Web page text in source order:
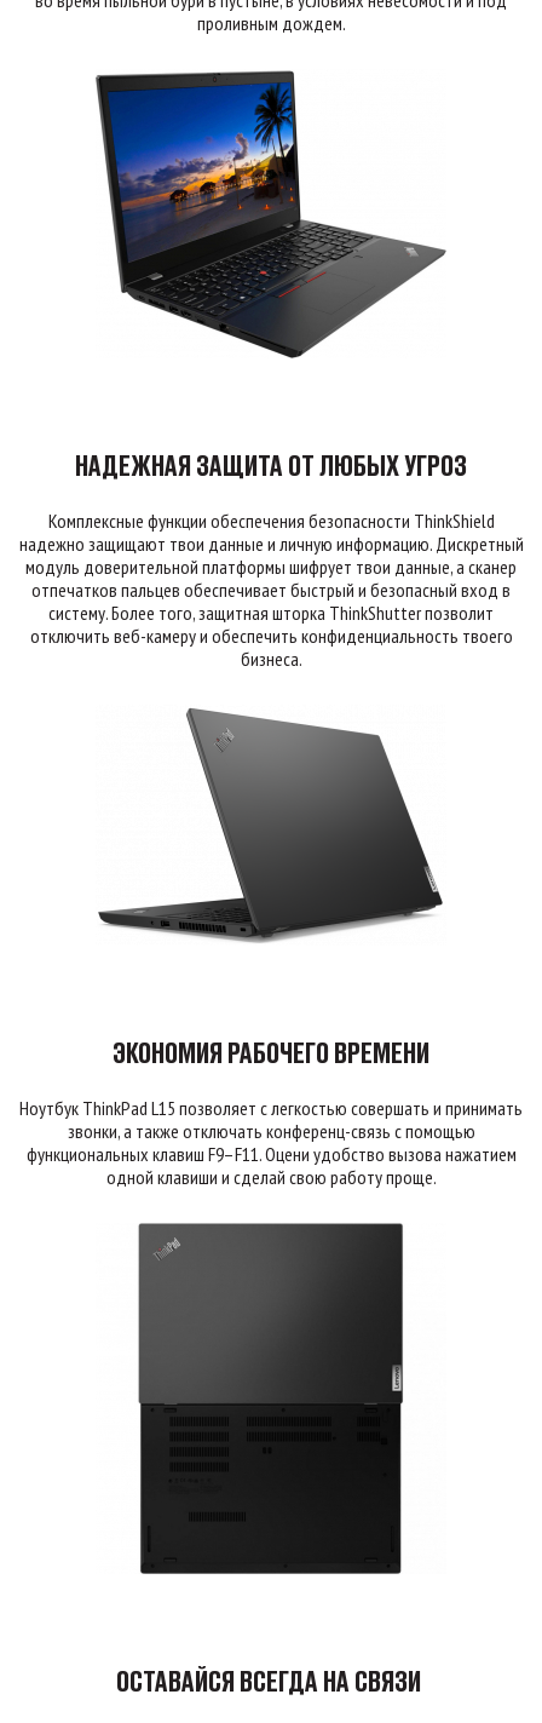
проливным дождем.
НАДЕЖНАЯ ЗАЩИТА ОТ ЛЮБЫХ УГРОЗ
Комплексные функции обеспечения безопасности ThinkShield
надежно защищают твои данные и личную информацию. Дискретный
модуль доверительной платформы шифрует твои данные, а сканер
отпечатков пальцев обеспечивает быстрый и безопасный вход в
систему. Более того, защитная шторка ThinkShutter позволит
отключить веб-камеру и обеспечить конфиденциальность твоего
бизнеса.
ЭКОНОМИЯ РАБОЧЕГО ВРЕМЕНИ
Ноутбук ThinkPad L15 позволяет с легкостью совершать и принимать
звонки, а также отключать конференц-связь с помощью
функциональных клавиш F9–F11. Оцени удобство вызова нажатием
одной клавиши и сделай свою работу проще.
ОСТАВАЙСЯ ВСЕГДА НА СВЯЗИ